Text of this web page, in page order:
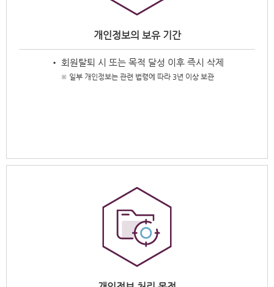
개인정보의 보유 기간
• 회원탈퇴 시 또는 목적 달성 이후 즉시 삭제
※ 일부 개인정보는 관련 법령에 따라 3년 이상 보관